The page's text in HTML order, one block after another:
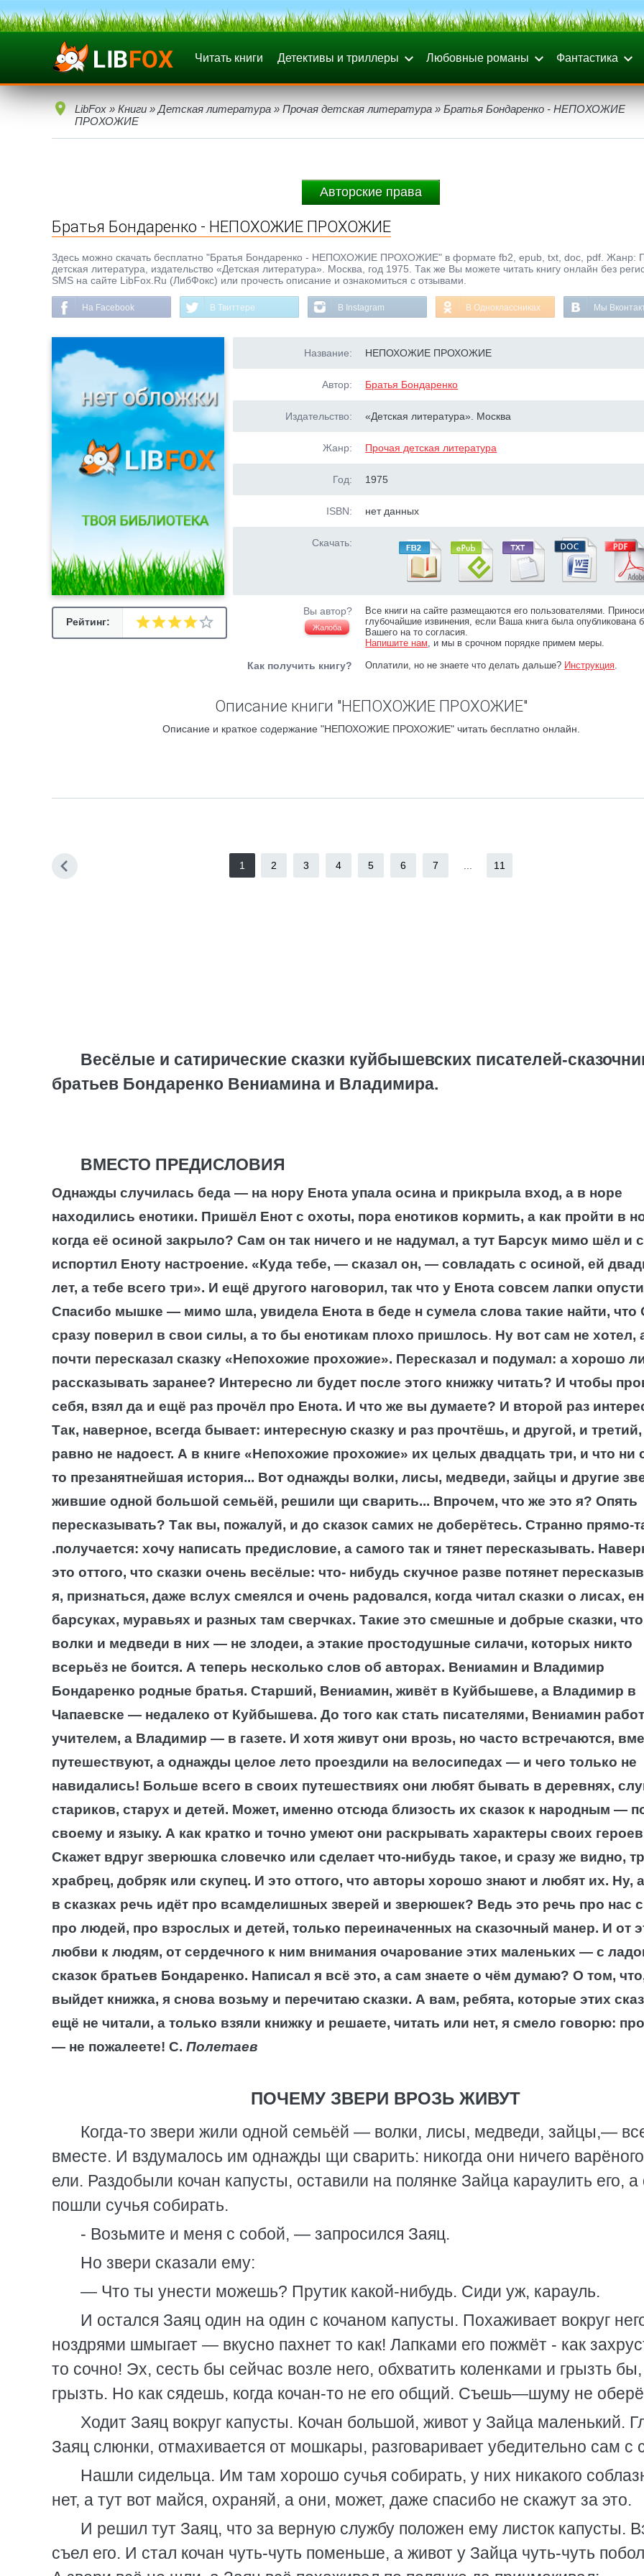
Читать книги Детективы и триллеры Любовные романы Фантастика
LibFox » Книги » Детская литература » Прочая детская литература » Братья Бондаренко - НЕПОХОЖИЕ
ПРОХОЖИЕ
Авторские права
Братья Бондаренко - НЕПОХОЖИЕ ПРОХОЖИЕ
Здесь можно скачать бесплатно "Братья Бондаренко - НЕПОХОЖИЕ ПРОХОЖИЕ" в формате fb2, epub, txt, doc, pdf. Жанр:
детская литература, издательство «Детская литература». Москва, год 1975. Так же Вы можете читать книгу онлайн без
SMS на сайте LibFox.Ru (ЛибФокс) или прочесть описание и ознакомиться с отзывами.
На Facebook В Твиттере В Instagram В Одноклассниках Мы
Рейтинг:
Название: НЕПОХОЖИЕ ПРОХОЖИЕ
Автор: Братья Бондаренко
Издательство: «Детская литература». Москва
Жанр: Прочая детская литература
Год: 1975
ISBN: нет данных
Скачать:
Вы автор?
Жалоба
Все книги на сайте размещаются его пользователями.
глубочайшие извинения, если Ваша книга была опубликована
Вашего на то согласия.
Напишите нам, и мы в срочном порядке примем меры.
Как получить книгу? Оплатили, но не знаете что делать дальше? Инструкция.
Описание книги "НЕПОХОЖИЕ ПРОХОЖИЕ"
Описание и краткое содержание "НЕПОХОЖИЕ ПРОХОЖИЕ" читать бесплатно онлайн.
1 2 3 4 5 6 7 11
Весёлые и сатирические сказки куйбышевских писателей-
братьев Бондаренко Вениамина и Владимира.
ВМЕСТО ПРЕДИСЛОВИЯ
Однажды случилась беда — на нору Енота упала осина и прикрыла вход, а в норе
находились енотики. Пришёл Енот с охоты, пора енотиков кормить, а как пройти в
когда её осиной закрыло? Сам он так ничего и не надумал, а тут Барсук мимо шёл и
испортил Еноту настроение. «Куда тебе, — сказал он, — совладать с осиной, ей
лет, а тебе всего три». И ещё другого наговорил, так что у Енота совсем лапки
Спасибо мышке — мимо шла, увидела Енота в беде н сумела слова такие найти, что
сразу поверил в свои силы, а то бы енотикам плохо пришлось. Ну вот сам не хотел,
почти пересказал сказку «Непохожие прохожие». Пересказал и подумал: а хорошо
рассказывать заранее? Интересно ли будет после этого книжку читать? И чтобы
себя, взял да и ещё раз прочёл про Енота. И что же вы думаете? И второй раз
Так, наверное, всегда бывает: интересную сказку и раз прочтёшь, и другой, и
равно не надоест. А в книге «Непохожие прохожие» их целых двадцать три, и что ни
то презанятнейшая история... Вот однажды волки, лисы, медведи, зайцы и другие
жившие одной большой семьёй, решили щи сварить... Впрочем, что же это я? Опять
пересказывать? Так вы, пожалуй, и до сказок самих не доберётесь. Странно прямо-
.получается: хочу написать предисловие, а самого так и тянет пересказывать.
это оттого, что сказки очень весёлые: что- нибудь скучное разве потянет
я, признаться, даже вслух смеялся и очень радовался, когда читал сказки о лисах,
барсуках, муравьях и разных там сверчках. Такие это смешные и добрые сказки,
волки и медведи в них — не злодеи, а этакие простодушные силачи, которых никто
всерьёз не боится. А теперь несколько слов об авторах. Вениамин и Владимир
Бондаренко родные братья. Старший, Вениамин, живёт в Куйбышеве, а Владимир в
Чапаевске — недалеко от Куйбышева. До того как стать писателями, Вениамин
учителем, а Владимир — в газете. И хотя живут они врозь, но часто встречаются,
путешествуют, а однажды целое лето проездили на велосипедах — и чего только не
навидались! Больше всего в своих путешествиях они любят бывать в деревнях,
стариков, старух и детей. Может, именно отсюда близость их сказок к народным —
своему и языку. А как кратко и точно умеют они раскрывать характеры своих
Скажет вдруг зверюшка словечко или сделает что-нибудь такое, и сразу же видно,
храбрец, добряк или скупец. И это оттого, что авторы хорошо знают и любят их. Ну,
в сказках речь идёт про всамделишных зверей и зверюшек? Ведь это речь про нас
про людей, про взрослых и детей, только переиначенных на сказочный манер. И от
любви к людям, от сердечного к ним внимания очарование этих маленьких — с
сказок братьев Бондаренко. Написал я всё это, а сам знаете о чём думаю? О том,
выйдет книжка, я снова возьму и перечитаю сказки. А вам, ребята, которые этих
ещё не читали, а только взяли книжку и решаете, читать или нет, я смело говорю:
— не пожалеете! С. Полетаев
ПОЧЕМУ ЗВЕРИ ВРОЗЬ ЖИВУТ
Когда-то звери жили одной семьёй — волки, лисы, медведи, зайцы,—
вместе. И вздумалось им однажды щи сварить: никогда они ничего
ели. Раздобыли кочан капусты, оставили на полянке Зайца караулить его,
пошли сучья собирать.
- Возьмите и меня с собой, — запросился Заяц.
Но звери сказали ему:
— Что ты унести можешь? Прутик какой-нибудь. Сиди уж, карауль.
И остался Заяц один на один с кочаном капусты. Похаживает вокруг
ноздрями шмыгает — вкусно пахнет то как! Лапками его пожмёт - как
то сочно! Эх, сесть бы сейчас возле него, обхватить коленками и грызть бы,
грызть. Но как сядешь, когда кочан-то не его общий. Съешь—шуму не
Ходит Заяц вокруг капусты. Кочан большой, живот у Зайца маленький.
Заяц слюнки, отмахивается от мошкары, разговаривает убедительно сам с
Нашли сидельца. Им там хорошо сучья собирать, у них никакого
нет, а тут вот майся, охраняй, а они, может, даже спасибо не скажут за это.
И решил тут Заяц, что за верную службу положен ему листок капусты.
съел его. И стал кочан чуть-чуть поменьше, а живот у Зайца чуть-чуть